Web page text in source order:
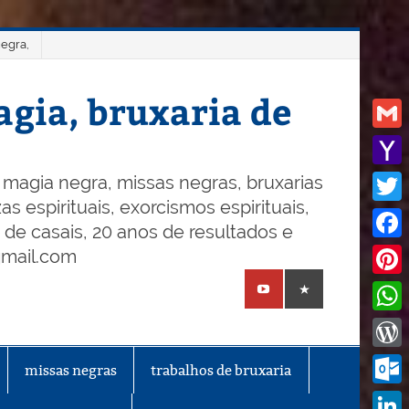
bruxaria de
negra, missas negras, bruxarias
espirituais, exorcismos espirituais,
casais, 20 anos de resultados e
missas negras trabalhos de bruxaria
Gmail
Mail